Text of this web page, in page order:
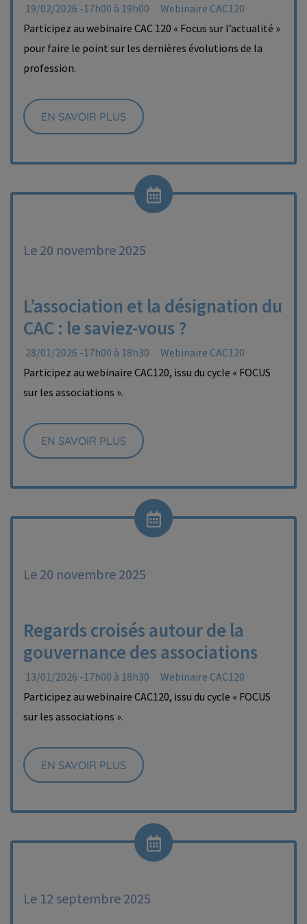
19/02/2026 -17h00 à 19h00
Webinaire CAC120
Participez au webinaire CAC 120 « Focus sur l’actualité »
pour faire le point sur les dernières évolutions de la
profession.
EN SAVOIR PLUS
Le 20 novembre 2025
L’association et la désignation du
CAC : le saviez-vous ?
28/01/2026 -17h00 à 18h30
Webinaire CAC120
Participez au webinaire CAC120, issu du cycle « FOCUS
sur les associations ».
EN SAVOIR PLUS
Le 20 novembre 2025
Regards croisés autour de la
gouvernance des associations
13/01/2026 -17h00 à 18h30
Webinaire CAC120
Participez au webinaire CAC120, issu du cycle « FOCUS
sur les associations ».
EN SAVOIR PLUS
Le 12 septembre 2025